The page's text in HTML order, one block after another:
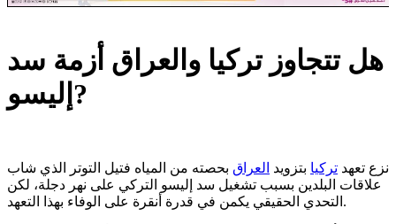
هل تتجاوز تركيا والعراق أزمة سد
إليسو?
نزع تعهد تركيا بتزويد العراق بحصته من المياه فتيل التوتر الذي شاب
علاقات البلدين بسبب تشغيل سد إليسو التركي على نهر دجلة، لكن
التحدي الحقيقي يكمن في قدرة أنقرة على الوفاء بهذا التعهد.